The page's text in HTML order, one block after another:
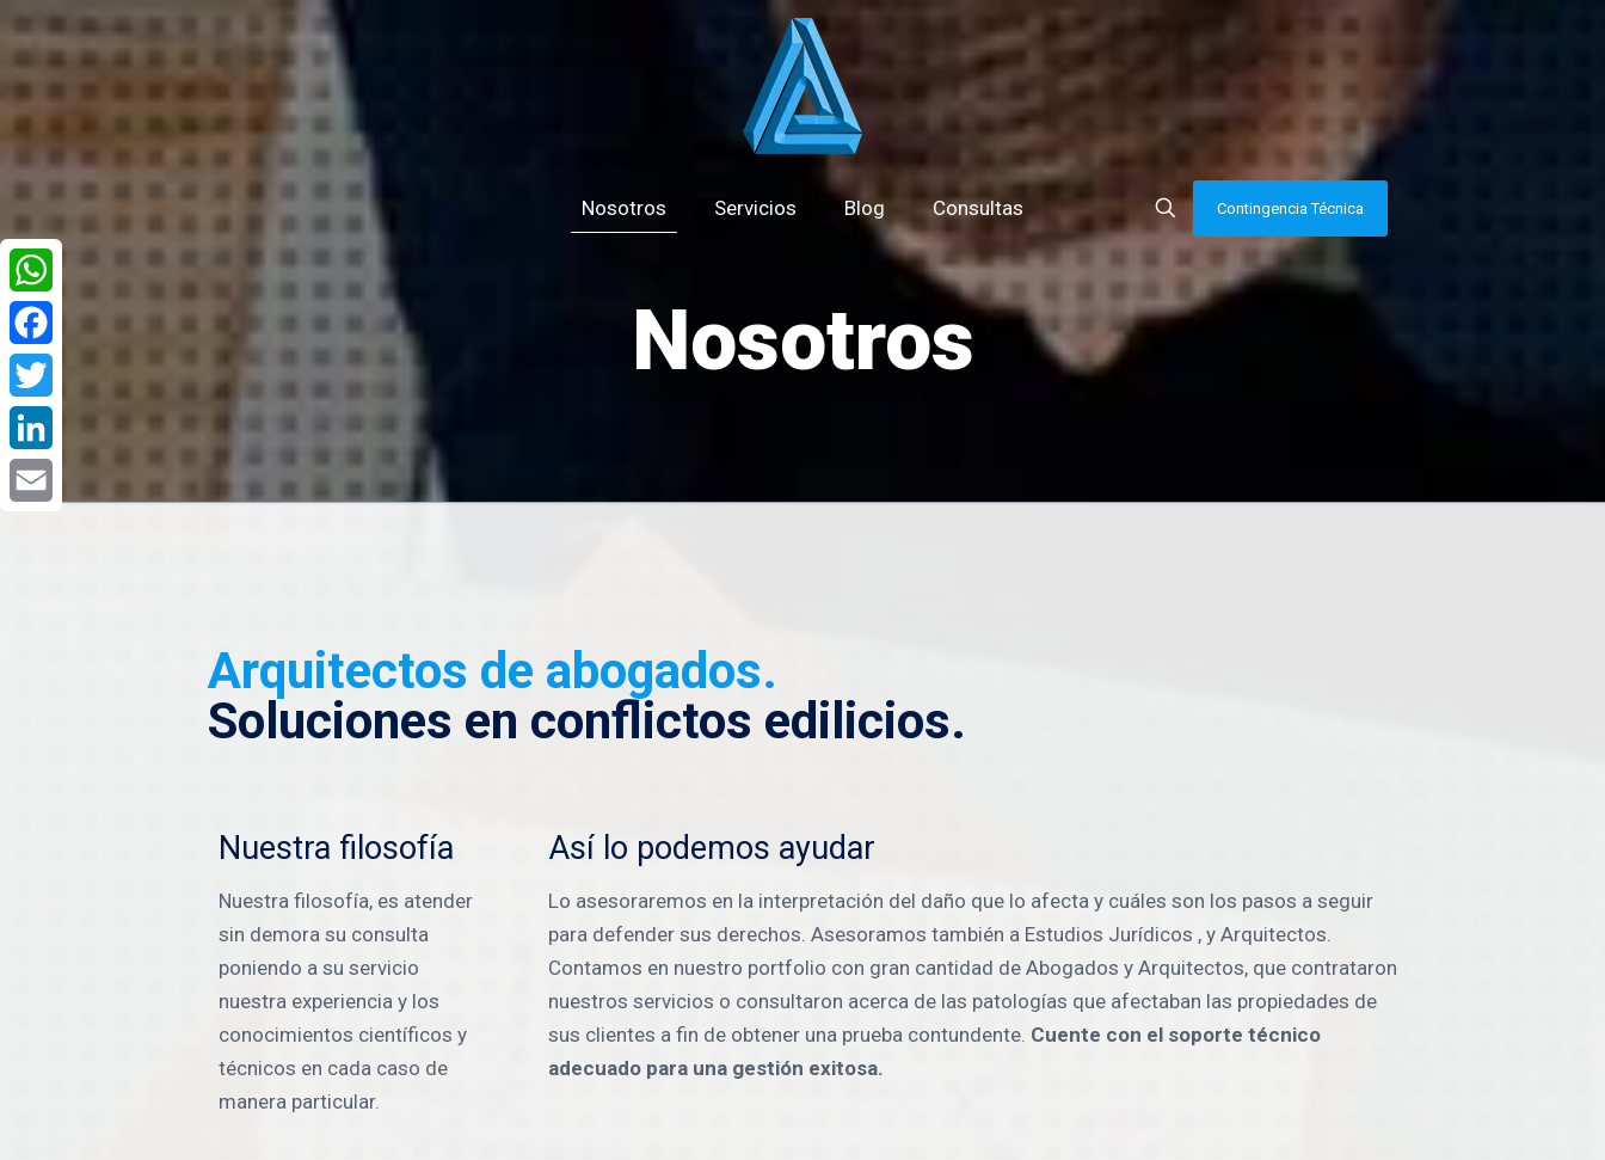
Nosotros Servicios Blog Consultas Contingencia Técnica
Nosotros
Arquitectos de abogados.
Soluciones en conflictos edilicios.
Nuestra filosofía
Nuestra filosofía, es atender
sin demora su consulta
poniendo a su servicio
nuestra experiencia y los
conocimientos científicos y
técnicos en cada caso de
manera particular.
Así lo podemos ayudar
Lo asesoraremos en la interpretación del daño que lo afecta y cuáles son los pasos a seguir
para defender sus derechos. Asesoramos también a Estudios Jurídicos , y Arquitectos.
Contamos en nuestro portfolio con gran cantidad de Abogados y Arquitectos, que contrataron
nuestros servicios o consultaron acerca de las patologías que afectaban las propiedades de
sus clientes a fin de obtener una prueba contundente. Cuente con el soporte técnico
adecuado para una gestión exitosa.
WhatsApp
Facebook
Twitter
LinkedIn